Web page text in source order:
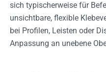
sich typischerweise für
unsichtbare, flexible
bei Profilen, Leisten oder
Anpassung an unebene